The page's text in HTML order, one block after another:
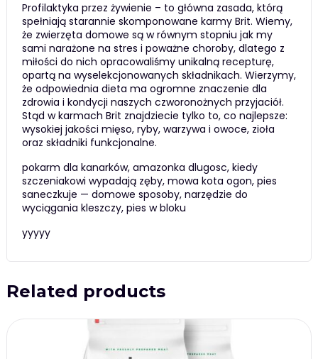
Profilaktyka przez żywienie – to główna zasada, którą
spełniają starannie skomponowane karmy Brit. Wiemy,
że zwierzęta domowe są w równym stopniu jak my
sami narażone na stres i poważne choroby, dlatego z
miłości do nich opracowaliśmy unikalną recepturę,
opartą na wyselekcjonowanych składnikach. Wierzymy,
że odpowiednia dieta ma ogromne znaczenie dla
zdrowia i kondycji naszych czworonożnych przyjaciół.
Stąd w karmach Brit znajdziecie tylko to, co najlepsze:
wysokiej jakości mięso, ryby, warzywa i owoce, zioła
oraz składniki funkcjonalne.
pokarm dla kanarków, amazonka dlugosc, kiedy
szczeniakowi wypadają zęby, mowa kota ogon, pies
saneczkuje — domowe sposoby, narzędzie do
wyciągania kleszczy, pies w bloku
yyyyy
Related products